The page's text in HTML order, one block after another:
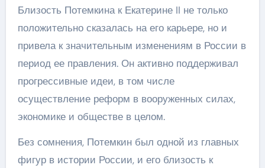
Близость Потемкина к Екатерине II не только
положительно сказалась на его карьере, но и
привела к значительным изменениям в России в
период ее правления. Он активно поддерживал
прогрессивные идеи, в том числе
осуществление реформ в вооруженных силах,
экономике и обществе в целом.
Без сомнения, Потемкин был одной из главных
фигур в истории России, и его близость к